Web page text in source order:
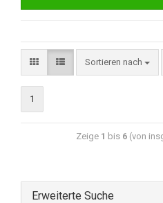
Sortieren nach
1
Zeige 1 bis 6 (von
Erweiterte Suche